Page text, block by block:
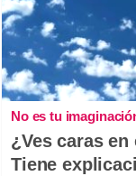
No es tu
¿Ves caras
Tiene